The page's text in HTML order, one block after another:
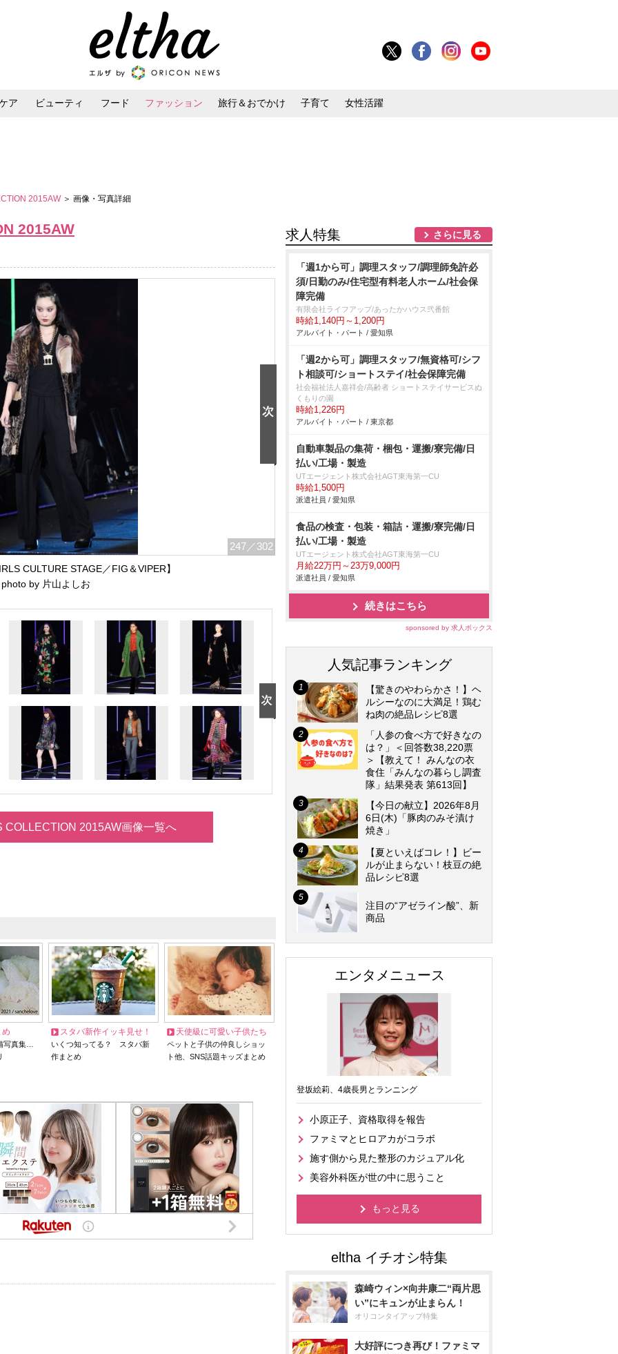
ア ビューティ フード ファッション 旅行＆おでかけ 子育て 女性活躍
2015AW ＞ 画像・写真詳細
2015AW
247 ／302
CULTURE STAGE／FIG＆VIPER】
photo by 片山よしお
COLLECTION 2015AW画像一覧へ
め
写真集…
スタバ新作イッキ見せ！
いくつ知ってる？ スタバ新
作まとめ
天使級に可愛い子供たち
ペットと子供の仲良しショッ
ト他、SNS話題キッズまとめ
求人特集 さらに見る
「週1から可」調理スタッフ/調理師免許必
須/日勤のみ/住宅型有料老人ホーム/社会保
障完備
有限会社ライフアップ/あったかハウス弐番館
時給1,140円～1,200円
アルバイト・パート / 愛知県
「週2から可」調理スタッフ/無資格可/シフ
ト相談可/ショートステイ/社会保障完備
社会福祉法人嘉祥会/高齢者 ショートステイサービスぬ
くもりの園
時給1,226円
アルバイト・パート / 東京都
自動車製品の集荷・梱包・運搬/寮完備/日
払い/工場・製造
UTエージェント株式会社AGT東海第一CU
時給1,500円
派遣社員 / 愛知県
食品の検査・包装・箱詰・運搬/寮完備/日
払い/工場・製造
UTエージェント株式会社AGT東海第一CU
月給22万円～23万9,000円
派遣社員 / 愛知県
続きはこちら
sponsored by 求人ボックス
人気記事ランキング
【驚きのやわらかさ！】ヘ
ルシーなのに大満足！鶏む
ね肉の絶品レシピ8選
「人参の食べ方で好きなの
は？」＜回答数38,220票
＞【教えて！ みんなの衣
食住「みんなの暮らし調査
隊」結果発表 第613回】
【今日の献立】2026年8月
6日(木)「豚肉のみそ漬け
焼き」
【夏といえばコレ！】ビー
ルが止まらない！枝豆の絶
品レシピ8選
注目の“アゼライン酸”、新
商品
エンタメニュース
登坂絵莉、4歳長男とランニング
小原正子、資格取得を報告
ファミマとヒロアカがコラボ
施す側から見た整形のカジュアル化
美容外科医が世の中に思うこと
もっと見る
森崎ウィン×向井康二“両片思
い”にキュンが止まらん！
オリコンタイアップ特集
大好評につき再び！ファミマ